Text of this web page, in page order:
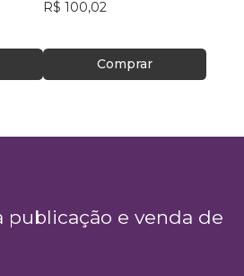
R$ 100,02
Comprar
publicação e venda de